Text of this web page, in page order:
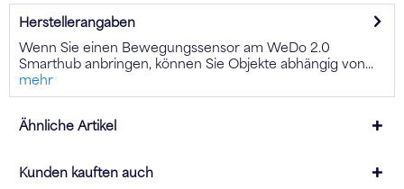
Herstellerangaben
Wenn Sie einen Bewegungssensor am WeDo 2.0
Smarthub anbringen, können Sie Objekte abhängig von...
mehr
Ähnliche Artikel
Kunden kauften auch